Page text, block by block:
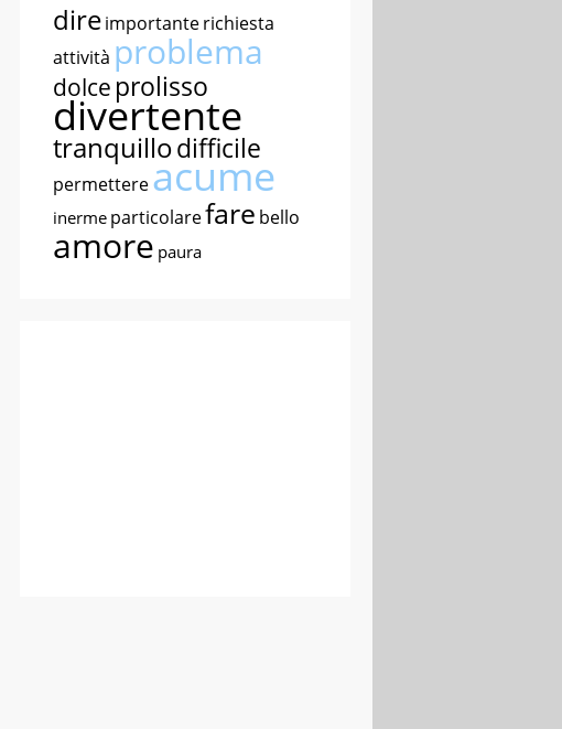
direimportanterichiesta
attività problema
dolce prolisso
divertente
tranquillodifficile
permettereacume
inerme particolarefare bello
amore paura